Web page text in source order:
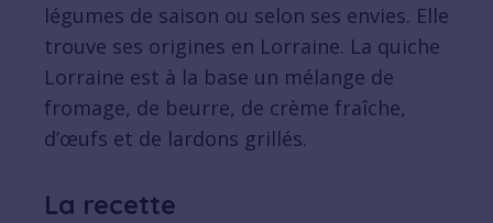
légumes de saison ou selon ses envies. Elle
trouve ses origines en Lorraine. La quiche
Lorraine est à la base un mélange de
fromage, de beurre, de crème fraîche,
d’œufs et de lardons grillés.
La recette